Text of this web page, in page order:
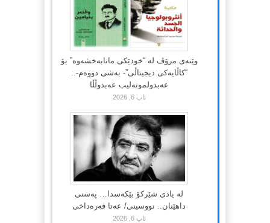
وێنەی مرۆڤ لە “خودێکی مانابەخشەوە” بۆ
“کاڵایەکی دیجیتاڵی”- بەشی دووەم-..
عەبدولموتەلیب عەبدوڵڵا
ئاب 6, 2026
لە یادی شێرکۆ بێکەسدا… پەسنی
داهێنان.. نووسینی/ عەتا قەرەداخی
ئاب 6, 2026